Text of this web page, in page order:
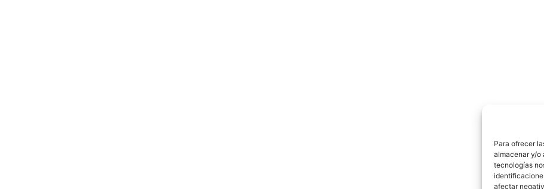
Para ofrecer
almacenar y/o
tecnologías
afectar